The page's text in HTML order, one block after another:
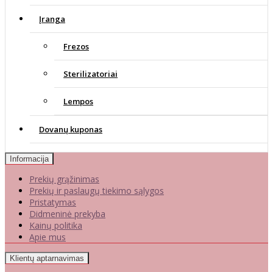
Įranga
Frezos
Sterilizatoriai
Lempos
Dovanų kuponas
Informacija
Prekių grąžinimas
Prekių ir paslaugų tiekimo sąlygos
Pristatymas
Didmeninė prekyba
Kainų politika
Apie mus
Klientų aptarnavimas